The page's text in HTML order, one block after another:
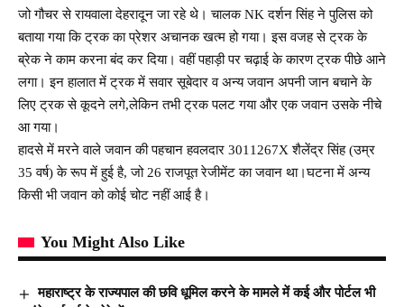
जो गौचर से रायवाला देहरादून जा रहे थे। चालक NK दर्शन सिंह ने पुलिस को
बताया गया कि ट्रक का प्रेशर अचानक खत्म हो गया। इस वजह से ट्रक के
ब्रेक ने काम करना बंद कर दिया। वहीं पहाड़ी पर चढ़ाई के कारण ट्रक पीछे आने
लगा। इन हालात में ट्रक में सवार सूबेदार व अन्य जवान अपनी जान बचाने के
लिए ट्रक से कूदने लगे,लेकिन तभी ट्रक पलट गया और एक जवान उसके नीचे
आ गया।
हादसे में मरने वाले जवान की पहचान हवलदार 3011267X शैलेंद्र सिंह (उम्र
35 वर्ष) के रूप में हुई है, जो 26 राजपूत रेजीमेंट का जवान था।घटना में अन्य
किसी भी जवान को कोई चोट नहीं आई है।
You Might Also Like
महाराष्ट्र के राज्यपाल की छवि धूमिल करने के मामले में कई और पोर्टल भी